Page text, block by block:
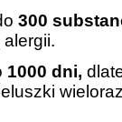
300
1000 dni,